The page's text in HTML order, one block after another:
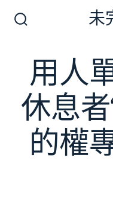
開
關
未
用人
休息
的權